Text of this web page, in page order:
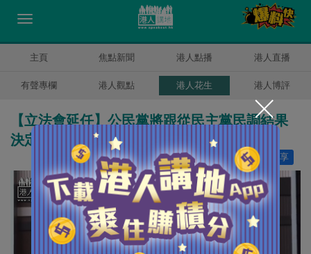
主頁 焦點新聞 港人點播 港人直播
有聲專欄 港人觀點 港人花生 港人博評
【立法會延任】公民黨將跟從民主黨民調結果
決定去留
分享
讚好 8